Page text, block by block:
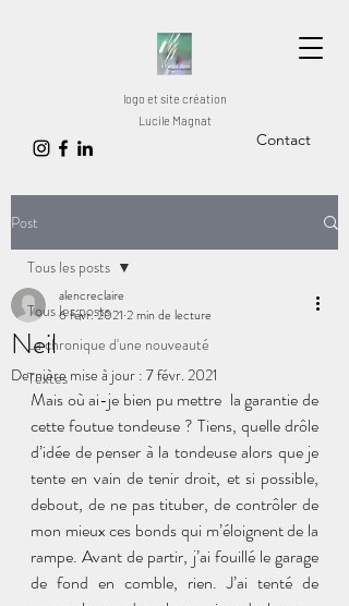
logo et site création
Lucile Magnat
Contact
Post
Tous les posts
La chronique d'une nouveauté
Textes
Tous les posts
Neil
alencreclaire
6 févr. 2021 2 min de lecture
Dernière mise à jour : 7 févr. 2021
Mais où ai-je bien pu mettre  la garantie de
cette foutue tondeuse ? Tiens, quelle drôle
d’idée de penser à la tondeuse alors que je
tente en vain de tenir droit, et si possible,
debout, de ne pas tituber, de contrôler de
mon mieux ces bonds qui m’éloignent de la
rampe. Avant de partir, j’ai fouillé le garage
de fond en comble, rien. J’ai tenté de